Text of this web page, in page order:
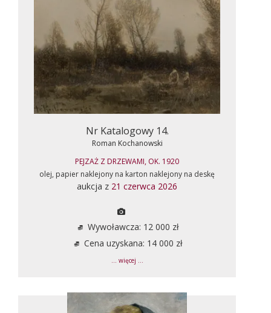
Nr Katalogowy 14.
Roman Kochanowski
PEJZAŻ Z DRZEWAMI, OK. 1920
olej, papier naklejony na karton naklejony na deskę
aukcja z 21 czerwca 2026
Wywoławcza: 12 000 zł
Cena uzyskana: 14 000 zł
... więcej ...